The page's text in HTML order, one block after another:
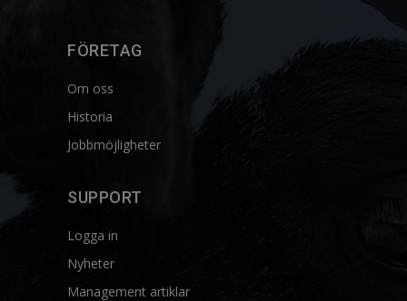
FÖRETAG
Om oss
Historia
Jobbmöjligheter
SUPPORT
Logga in
Nyheter
Management artiklar